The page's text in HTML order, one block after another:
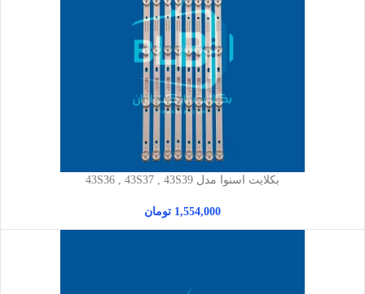
بکلایت اسنوا مدل 43S36 , 43S37 , 43S39
1,554,000 تومان